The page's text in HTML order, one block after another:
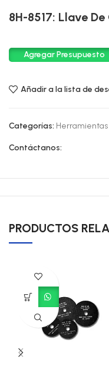
8H-8517: Llave
Agregar Presupuesto
Añadir a la lista de
Categorías: Herramientas
Contáctanos:
PRODUCTOS